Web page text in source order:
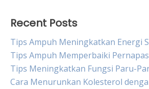
Recent Posts
Tips Ampuh Meningkatkan Energi
Tips Ampuh Memperbaiki
Tips Meningkatkan Fungsi Paru-
Cara Menurunkan Kolesterol